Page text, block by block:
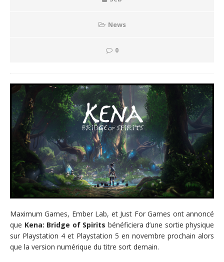
News
0
Maximum Games, Ember Lab, et Just For Games ont annoncé
que Kena: Bridge of Spirits bénéficiera d’une sortie physique
sur Playstation 4 et Playstation 5 en novembre prochain alors
que la version numérique du titre sort demain.